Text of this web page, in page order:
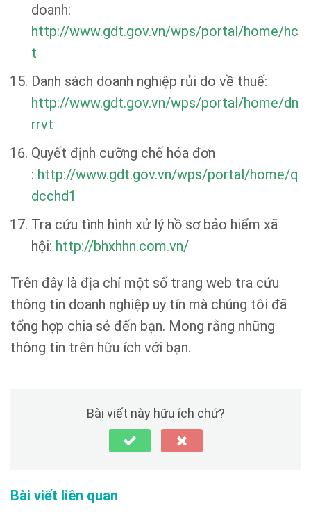
doanh:
http://www.gdt.gov.vn/wps/portal/home/hc
t
Danh sách doanh nghiệp rủi do về thuế:
http://www.gdt.gov.vn/wps/portal/home/dn
rrvt
Quyết định cưỡng chế hóa đơn
: http://www.gdt.gov.vn/wps/portal/home/q
dcchd1
Tra cứu tình hình xử lý hồ sơ bảo hiểm xã
hội: http://bhxhhn.com.vn/
Trên đây là địa chỉ một số trang web tra cứu
thông tin doanh nghiệp uy tín mà chúng tôi đã
tổng hợp chia sẻ đến bạn. Mong rằng những
thông tin trên hữu ích với bạn.
Bài viết này hữu ích chứ?
Bài viết liên quan